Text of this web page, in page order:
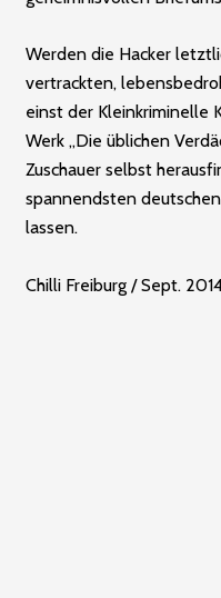
Werden die Hacker
vertrackten,
einst der Kleinkriminelle
Werk „Die üblichen
Zuschauer selbst
spannendsten
lassen.
Chilli Freiburg / Sept.